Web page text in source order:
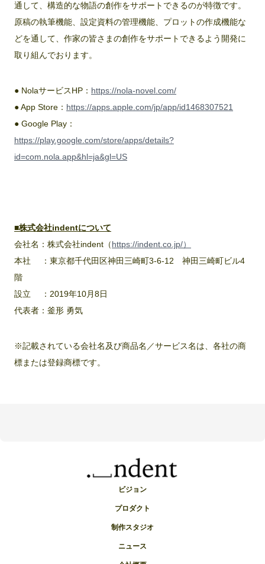
通して、構造的な物語の創作をサポートできるのが特徴です。
原稿の執筆機能、設定資料の管理機能、プロットの作成機能な
どを通して、作家の皆さまの創作をサポートできるよう開発に
取り組んでおります。
● NolaサービスHP： https://nola-novel.com/
● App Store： https://apps.apple.com/jp/app/id1468307521
● Google Play：
https://play.google.com/store/apps/details?
id=com.nola.app&hl=ja&gl=US
■株式会社indentについて
会社名：株式会社indent（https://indent.co.jp/）
本社 ：東京都千代田区神田三崎町3‐6‐12 神田三崎町ビル4
階
設立 ：2019年10月8日
代表者：釜形 勇気
※記載されている会社名及び商品名／サービス名は、各社の商
標または登録商標です。
ビジョン
プロダクト
制作スタジオ
ニュース